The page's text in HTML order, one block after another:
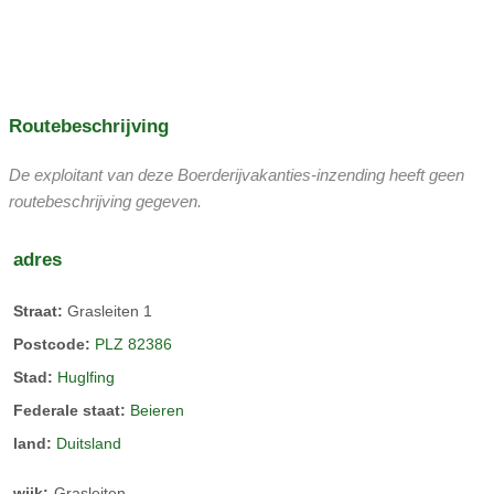
De kalveren volgen de koeien gedurende 10 maanden en
tot het najaar in de wei
Routebeschrijving
De exploitant van deze Boerderijvakanties-inzending heeft geen
routebeschrijving gegeven.
adres
Straat: Grasleiten 1
Postcode: PLZ 82386
Stad: Huglfing
Federale staat: Beieren
land: Duitsland